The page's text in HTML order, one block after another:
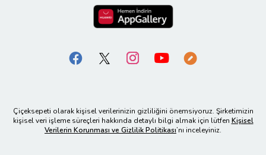
Çiçeksepeti olarak kişisel verilerinizin gizliliğini önemsiyoruz. Şirketimizin
kişisel veri işleme süreçleri hakkında detaylı bilgi almak için lütfen Kişisel
Verilerin Korunması ve Gizlilik Politikası’nı inceleyiniz.